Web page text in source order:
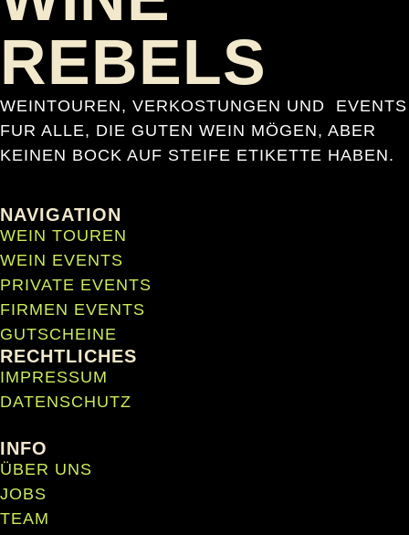
REBELS
WEINTOUREN, VERKOSTUNGEN UND EVENTS
FUR ALLE, DIE GUTEN WEIN MÖGEN, ABER
KEINEN BOCK AUF STEIFE ETIKETTE HABEN.
NAVIGATION
WEIN TOUREN
WEIN EVENTS
PRIVATE EVENTS
FIRMEN EVENTS
GUTSCHEINE
RECHTLICHES
IMPRESSUM
DATENSCHUTZ
INFO
ÜBER UNS
JOBS
TEAM